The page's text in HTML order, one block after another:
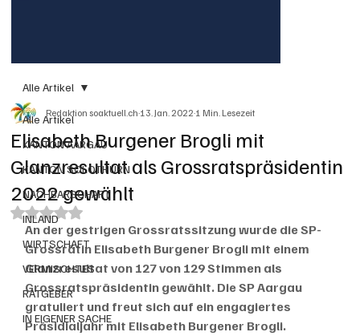
Alle Artikel
KANTON AARGAU
KANTON SOLOTHURN
NACHBARSCHAFT
INLAND
WIRTSCHAFT
VERMISCHTES
RATGEBER
IN EIGENER SACHE
Alle Artikel
Elisabeth Burgener Brogli mit
Glanzresultat als Grossratspräsidentin
2022 gewählt
Redaktion soaktuell.ch13. Jan. 20221 Min. Lesezeit
Mit NaN von 5 Sternen bewertet.
An der gestrigen Grossratssitzung wurde die SP-
Grossrätin Elisabeth Burgener Brogli mit einem
Glanzresultat von 127 von 129 Stimmen als
Grossratspräsidentin gewählt. Die SP Aargau
gratuliert und freut sich auf ein engagiertes
Präsidialjahr mit Elisabeth Burgener Brogli.